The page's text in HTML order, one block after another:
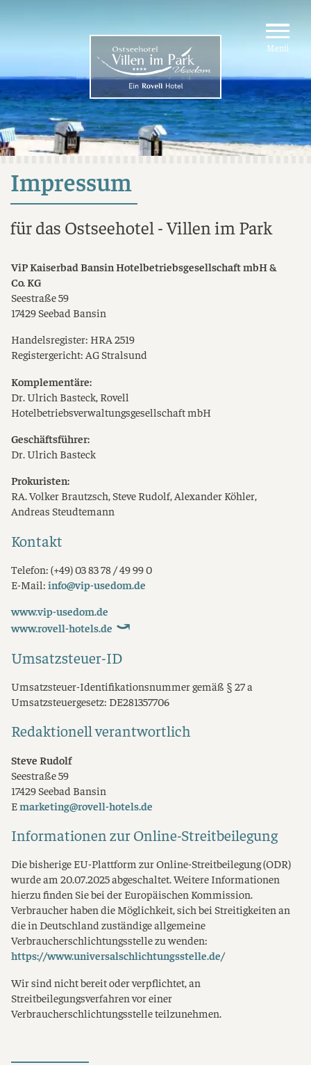
Menü
Impressum
für das Ostseehotel - Villen im Park
ViP Kaiserbad Bansin Hotelbetriebsgesellschaft mbH &
Co. KG
Seestraße 59
17429 Seebad Bansin
Handelsregister: HRA 2519
Registergericht: AG Stralsund
Komplementäre:
Dr. Ulrich Basteck, Rovell
Hotelbetriebsverwaltungsgesellschaft mbH
Geschäftsführer:
Dr. Ulrich Basteck
Prokuristen:
RA. Volker Brautzsch, Steve Rudolf, Alexander Köhler,
Andreas Steudtemann
Kontakt
Telefon: (+49) 03 83 78 / 49 99 0
E-Mail:info@vip-usedom.de
www.vip-usedom.de
www.rovell-hotels.de
Umsatzsteuer-ID
Umsatzsteuer-Identifikationsnummer gemäß § 27 a
Umsatzsteuergesetz: DE281357706
Redaktionell verantwortlich
Steve Rudolf
Seestraße 59
17429 Seebad Bansin
Emarketing@rovell-hotels.de
Informationen zur Online-Streitbeilegung
Die bisherige EU-Plattform zur Online-Streitbeilegung (ODR)
wurde am 20.07.2025 abgeschaltet. Weitere Informationen
hierzu finden Sie bei der Europäischen Kommission.
Verbraucher haben die Möglichkeit, sich bei Streitigkeiten an
die in Deutschland zuständige allgemeine
Verbraucherschlichtungsstelle zu wenden:
https://www.universalschlichtungsstelle.de/
Wir sind nicht bereit oder verpflichtet, an
Streitbeilegungsverfahren vor einer
Verbraucherschlichtungsstelle teilzunehmen.